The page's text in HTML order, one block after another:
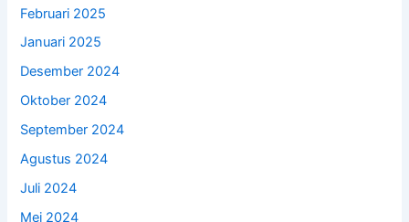
Februari 2025
Januari 2025
Desember 2024
Oktober 2024
September 2024
Agustus 2024
Juli 2024
Mei 2024